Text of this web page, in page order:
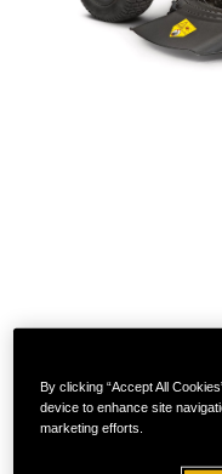
LR2 NS76
By clicking “Accept All
device to enhance site
marketing efforts.